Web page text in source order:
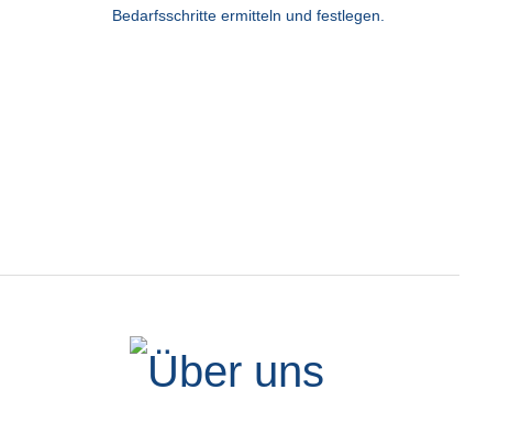
Bedarfsschritte ermitteln und festlegen.